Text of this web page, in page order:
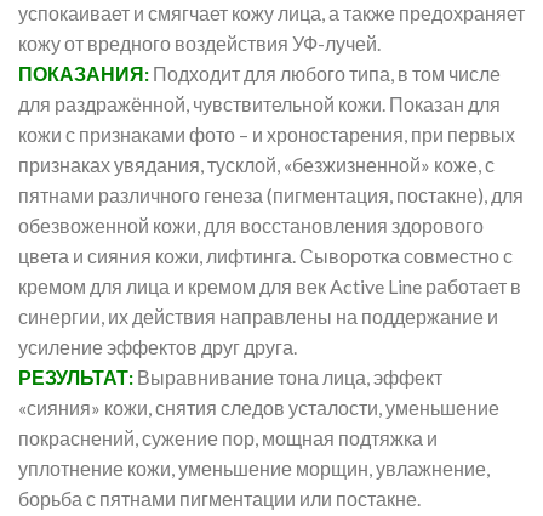
успокаивает и смягчает кожу лица, а также предохраняет
кожу от вредного воздействия УФ-лучей.
ПОКАЗАНИЯ: Подходит для любого типа, в том числе
для раздражённой, чувствительной кожи. Показан для
кожи с признаками фото – и хроностарения, при первых
признаках увядания, тусклой, «безжизненной» коже, с
пятнами различного генеза (пигментация, постакне), для
обезвоженной кожи, для восстановления здорового
цвета и сияния кожи, лифтинга. Сыворотка совместно с
кремом для лица и кремом для век Active Line работает в
синергии, их действия направлены на поддержание и
усиление эффектов друг друга.
РЕЗУЛЬТАТ: Выравнивание тона лица, эффект
«сияния» кожи, снятия следов усталости, уменьшение
покраснений, сужение пор, мощная подтяжка и
уплотнение кожи, уменьшение морщин, увлажнение,
борьба с пятнами пигментации или постакне.